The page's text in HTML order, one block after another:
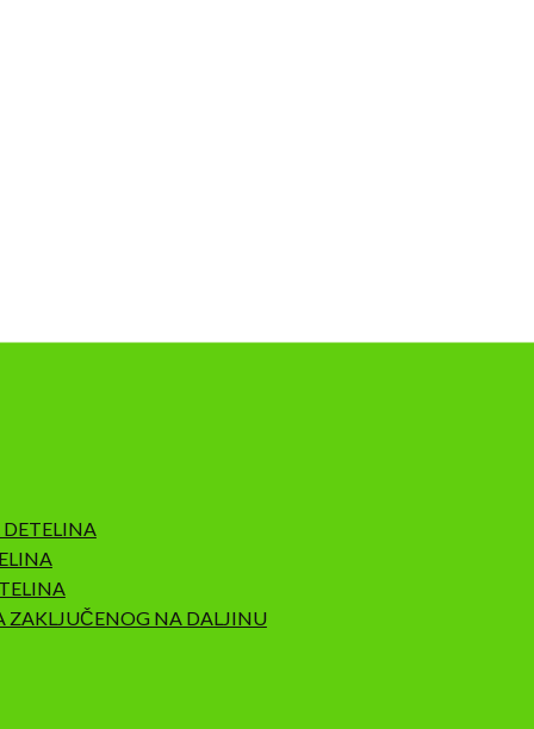
ZAKLJUČENOG NA DALJINU